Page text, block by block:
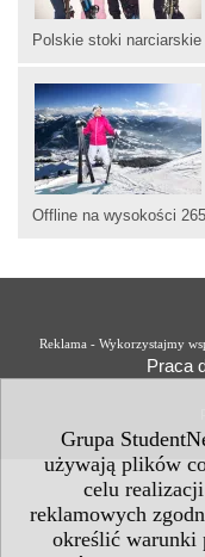
Grupa
używają plików
celu
reklamowych
określić warunki
Polskie stoki
Offline na wysokości
Reklama - Wykorzystajmy
Praca